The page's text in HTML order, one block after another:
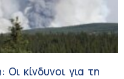
Οι κίνδυνοι για τη